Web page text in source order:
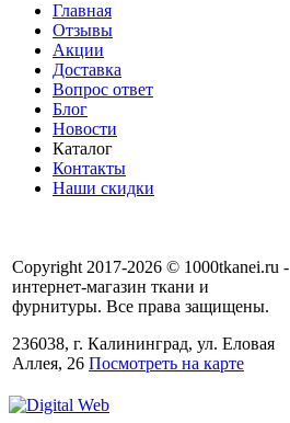
Главная
Отзывы
Акции
Доставка
Вопрос ответ
Блог
Новости
Каталог
Контакты
Наши скидки
Copyright 2017-2026 © 1000tkanei.ru -
интернет-магазин ткани и
фурнитуры. Все права защищены.
236038, г. Калининград, ул. Еловая
Аллея, 26 Посмотреть на карте